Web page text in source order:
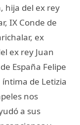
hija del ex rey
IX Conde de
ex
ex rey Juan
España Felipe
íntima de Letizia
nos
a sus